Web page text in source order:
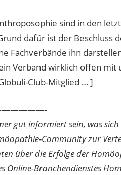
sind in den
dafür ist der Beschluss
Fachverbände ihn
Verband wirklich offen
Club-Mitglied … ]
gut informiert sein, was
Community zur
über die Erfolge der
Online-Branchendienstes